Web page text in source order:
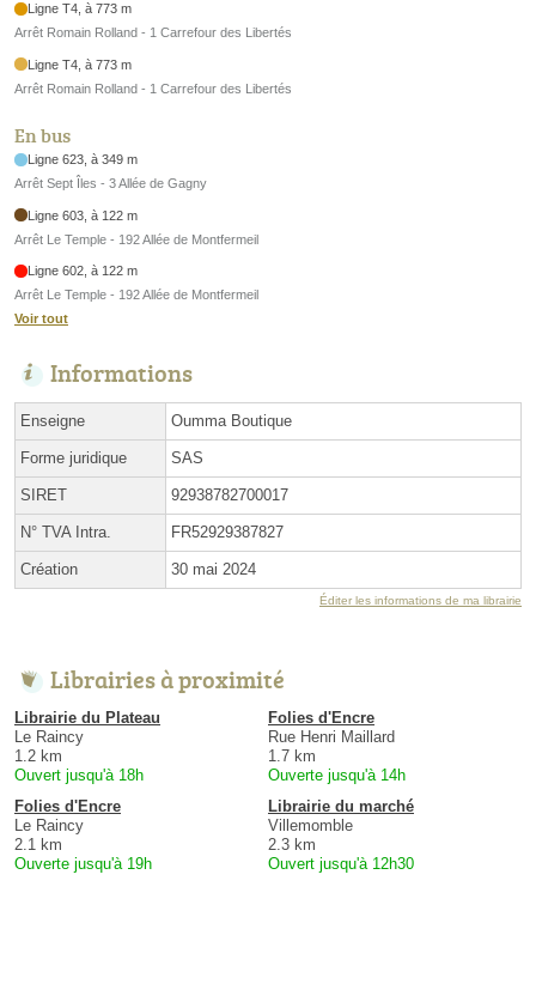
Ligne T4, à 773 m
Arrêt Romain Rolland - 1 Carrefour des Libertés
Ligne T4, à 773 m
Arrêt Romain Rolland - 1 Carrefour des Libertés
En bus
Ligne 623, à 349 m
Arrêt Sept Îles - 3 Allée de Gagny
Ligne 603, à 122 m
Arrêt Le Temple - 192 Allée de Montfermeil
Ligne 602, à 122 m
Arrêt Le Temple - 192 Allée de Montfermeil
Voir tout
Informations
Enseigne Oumma Boutique
Forme juridique SAS
SIRET 92938782700017
N° TVA Intra. FR52929387827
Création 30 mai 2024
Éditer les informations de ma librairie
Librairies à proximité
Librairie du Plateau
Le Raincy
1.2 km
Ouvert jusqu'à 18h
Folies d'Encre
Rue Henri Maillard
1.7 km
Ouverte jusqu'à 14h
Folies d'Encre
Le Raincy
2.1 km
Ouverte jusqu'à 19h
Librairie du marché
Villemomble
2.3 km
Ouvert jusqu'à 12h30